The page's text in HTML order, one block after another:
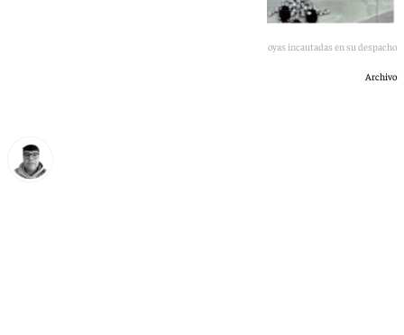
Imagen de José Luis Rodríguez Zapatero y las joyas incautadas en su despacho
Archivo